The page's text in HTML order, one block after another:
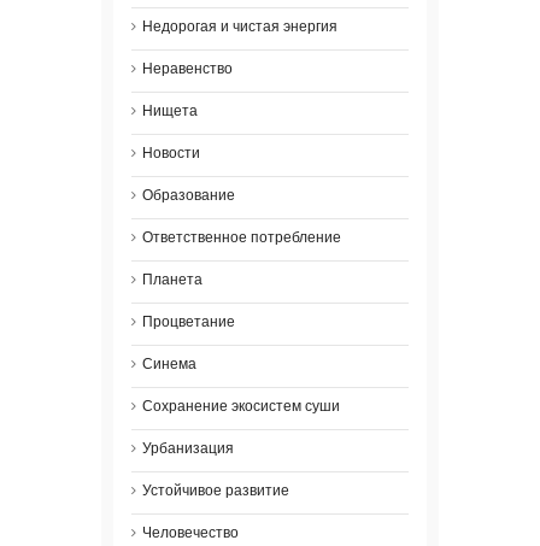
Недорогая и чистая энергия
Неравенство
Нищета
Новости
Образование
Ответственное потребление
Планета
Процветание
Синема
Сохранение экосистем суши
Урбанизация
Устойчивое развитие
Человечество